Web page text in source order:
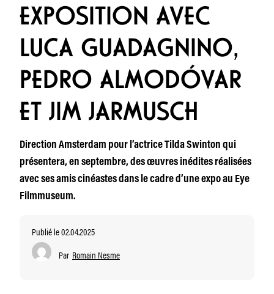
EXPOSITION AVEC
LUCA GUADAGNINO,
PEDRO ALMODÓVAR
ET JIM JARMUSCH
Direction Amsterdam pour l’actrice Tilda Swinton qui
présentera, en septembre, des œuvres inédites réalisées
avec ses amis cinéastes dans le cadre d’une expo au Eye
Filmmuseum.
Publié le 02.04.2025
Par Romain Nesme